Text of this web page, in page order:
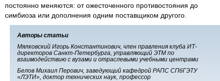
постоянно меняются: от ожесточенного противостояния до
симбиоза или дополнения одним поставщиком другого.
Авторы статьи
Мялковский Игорь Константинович, член правления клуба ИТ-
директоров Санкт-Петербурга, управляющий ЭТМ по
взаимодействию с вузами и отраслевыми учебными центрами
Белов Михаил Перович, заведующий кафедрой РАПС СПбГЭТУ
«ЛЭТИ», доктор технических наук, профессор